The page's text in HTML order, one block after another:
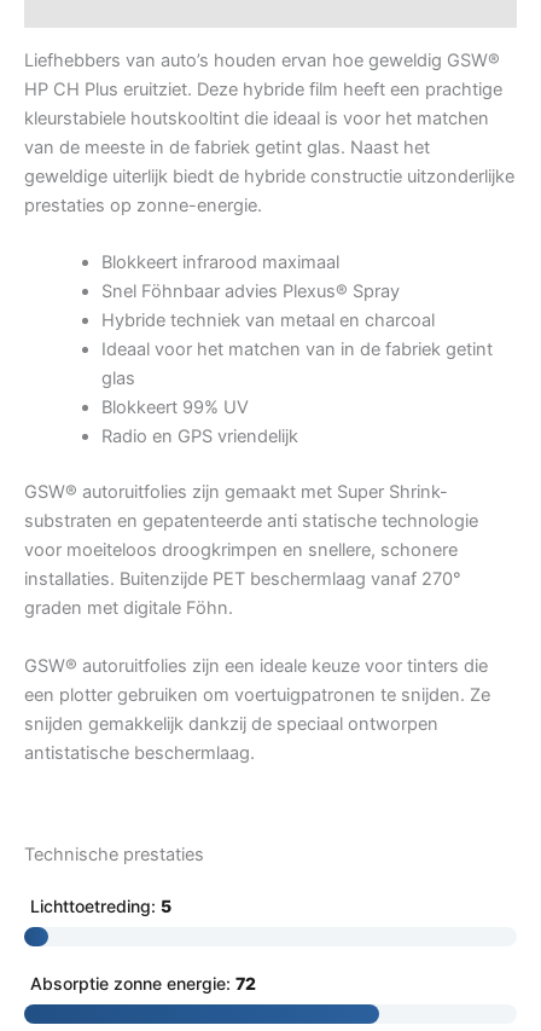
Liefhebbers van auto’s houden ervan hoe geweldig GSW®
HP CH Plus eruitziet. Deze hybride film heeft een prachtige
kleurstabiele houtskooltint die ideaal is voor het matchen
van de meeste in de fabriek getint glas. Naast het
geweldige uiterlijk biedt de hybride constructie uitzonderlijke
prestaties op zonne-energie.
Blokkeert infrarood maximaal
Snel Föhnbaar advies Plexus® Spray
Hybride techniek van metaal en charcoal
Ideaal voor het matchen van in de fabriek getint
glas
Blokkeert 99% UV
Radio en GPS vriendelijk
GSW® autoruitfolies zijn gemaakt met Super Shrink-
substraten en gepatenteerde anti statische technologie
voor moeiteloos droogkrimpen en snellere, schonere
installaties. Buitenzijde PET beschermlaag vanaf 270°
graden met digitale Föhn.
GSW® autoruitfolies zijn een ideale keuze voor tinters die
een plotter gebruiken om voertuigpatronen te snijden. Ze
snijden gemakkelijk dankzij de speciaal ontworpen
antistatische beschermlaag.
Technische prestaties
Lichttoetreding: 5
Absorptie zonne energie: 72